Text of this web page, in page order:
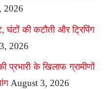
2026
की कटौती और ट्रिपिंग
2026
प्रभारी के खिलाफ ग्रामीणों
August 3, 2026